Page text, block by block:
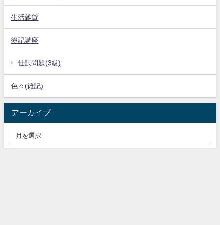
生活雑貨
簿記講座
仕訳問題(3級)
色々(雑記)
アーカイブ